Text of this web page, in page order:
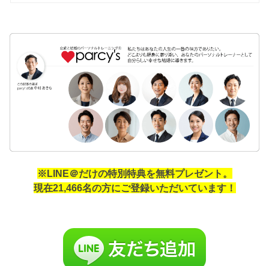
※LINE＠だけの特別特典を無料プレゼント。
現在21,466名の方にご登録いただいています！